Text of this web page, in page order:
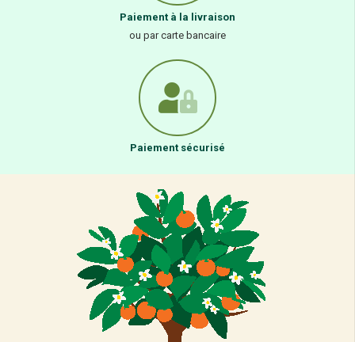
Paiement à la livraison
ou par carte bancaire
Paiement sécurisé